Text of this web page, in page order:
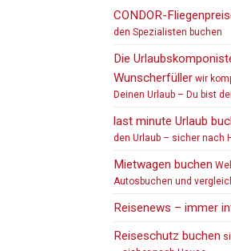
CONDOR-
den Spezialisten buchen
Die
Wunscherfüller wir
Deinen Urlaub – Du bist
last minute Urlaub
den Urlaub – sicher nach
Mietwagen buchen
Autosbuchen und
Reisenews – immer
Reiseschutz buchen